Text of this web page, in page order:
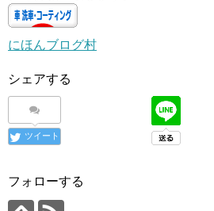
にほんブログ村
シェアする
ツイート
フォローする